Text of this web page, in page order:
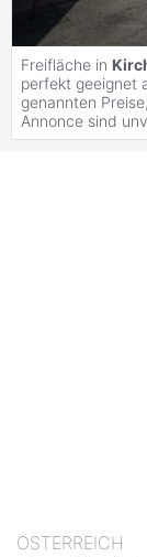
Freifläche in
perfekt geeignet
genannten
Annonce sind
ÖSTERREICH